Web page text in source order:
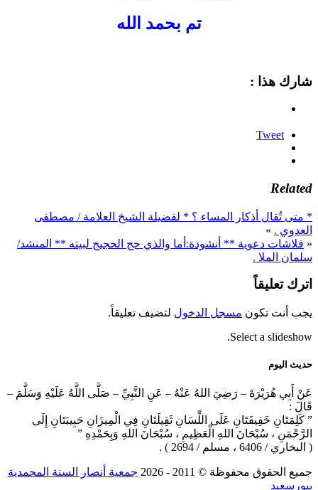
تم بحمد الله
شارك هذا :
Tweet
Related
* متى تُقال أذكار المساء ؟ * لفضيلة الشيخ العلامة / مصطفى
العدوي . »
« فلاشات دعوية ** أنشودة:أما والذي حج الحجيج لبيته ** المنشد/
سلمان الملا .
اترك تعليقاً
يجب أنت تكون مسجل الدخول لتضيف تعليقاً.
Select a slideshow.
حديث اليوم
عَنْ أَبِي هُرَيْرَةَ – رَضِيَ اللهُ عَنْهُ – عَنِ النَّبِيِّ – صَلَّى اللَّهُ عَلَيْهِ وَسَلَّمَ –
قَالَ :
” كَلِمَتَانِ خَفِيفَتَانِ عَلَى اللِّسَانِ ثَقِيلَتَانِ فِي الْمِيزَانِ حَبِيبَتَانِ إِلَى
الرَّحْمَنِ ، سُبْحَانَ اللهِ الْعَظِيمِ ، سُبْحَانَ اللهِ وَبِحَمْدِهِ ”
( البخاري / 6406 ، مسلم / 2694 ) .
جميع الحقوق محفوظة © 2011 ‐ 2026
جمعية أنصار السنة المحمدية
ببورسعيد